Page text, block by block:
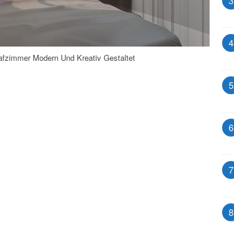
Modern Und Kreativ Gestaltet
4
5
6
7
8